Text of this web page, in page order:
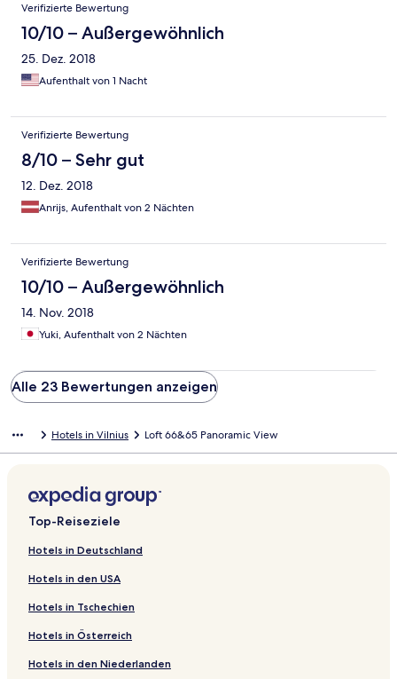
Verifizierte Bewertung
10/10 – Außergewöhnlich
25. Dez. 2018
Aufenthalt von 1 Nacht
Verifizierte Bewertung
8/10 – Sehr gut
12. Dez. 2018
Anrijs, Aufenthalt von 2 Nächten
Verifizierte Bewertung
10/10 – Außergewöhnlich
14. Nov. 2018
Yuki, Aufenthalt von 2 Nächten
Alle 23 Bewertungen anzeigen
Hotels in Vilnius Loft 66&65 Panoramic View
Top-Reiseziele
Hotels in Deutschland
Hotels in den USA
Hotels in Tschechien
Hotels in Österreich
Hotels in den Niederlanden